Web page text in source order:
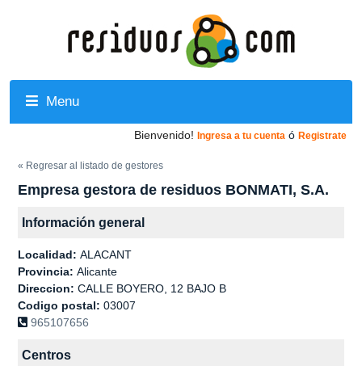
Menu
Bienvenido! Ingresa a tu cuenta ó Registrate
« Regresar al listado de gestores
Empresa gestora de residuos BONMATI, S.A.
Información general
Localidad: ALACANT
Provincia: Alicante
Direccion: CALLE BOYERO, 12 BAJO B
Codigo postal: 03007
965107656
Centros